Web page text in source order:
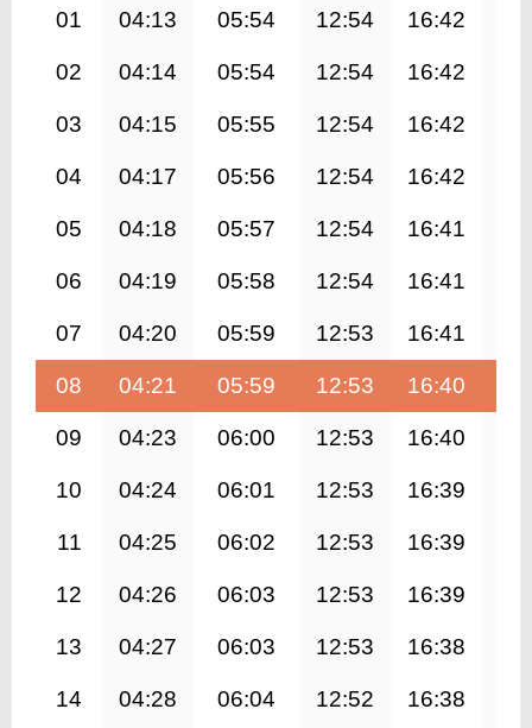
01 04:13 05:54 12:54 16:42
02 04:14 05:54 12:54 16:42
03 04:15 05:55 12:54 16:42
04 04:17 05:56 12:54 16:42
05 04:18 05:57 12:54 16:41
06 04:19 05:58 12:54 16:41
07 04:20 05:59 12:53 16:41
08 04:21 05:59 12:53 16:40
09 04:23 06:00 12:53 16:40
10 04:24 06:01 12:53 16:39
11 04:25 06:02 12:53 16:39
12 04:26 06:03 12:53 16:39
13 04:27 06:03 12:53 16:38
14 04:28 06:04 12:52 16:38